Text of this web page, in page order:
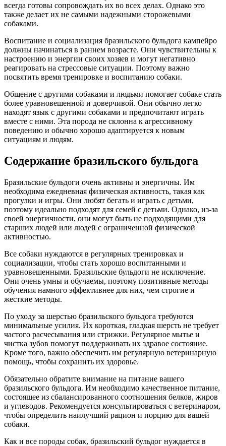
всегда готовы сопровождать их во всех делах. Однако это
также делает их не самыми надежными сторожевыми
собаками.
Воспитание и социализация бразильского бульдога кампейро
должны начинаться в раннем возрасте. Они чувствительны к
настроению и энергии своих хозяев и могут негативно
реагировать на стрессовые ситуации. Поэтому важно
посвятить время тренировке и воспитанию собаки.
Общение с другими собаками и людьми помогает собаке стать
более уравновешенной и доверчивой. Они обычно легко
находят язык с другими собаками и предпочитают играть
вместе с ними. Эта порода не склонна к агрессивному
поведению и обычно хорошо адаптируется к новым
ситуациям и людям.
Содержание бразильского бульдога
Бразильские бульдоги очень активны и энергичны. Им
необходима ежедневная физическая активность, такая как
прогулки и игры. Они любят бегать и играть с детьми,
поэтому идеально подходят для семей с детьми. Однако, из-за
своей энергичности, они могут быть не подходящими для
старших людей или людей с ограниченной физической
активностью.
Все собаки нуждаются в регулярных тренировках и
социализации, чтобы стать хорошо воспитанными и
уравновешенными. Бразильские бульдоги не исключение.
Они очень умны и обучаемы, поэтому позитивные методы
обучения намного эффективнее для них, чем строгие и
жесткие методы.
По уходу за шерстью бразильского бульдога требуются
минимальные усилия. Их короткая, гладкая шерсть не требует
частого расчесывания или стрижки. Регулярное мытье и
чистка зубов помогут поддерживать их здравое состояние.
Кроме того, важно обеспечить им регулярную ветеринарную
помощь, чтобы сохранить их здоровье.
Обязательно обратите внимание на питание вашего
бразильского бульдога. Им необходимо качественное питание,
состоящее из сбалансированного соотношения белков, жиров
и углеводов. Рекомендуется консультироваться с ветеринаром,
чтобы определить наилучший рацион и порцию для вашей
собаки.
Как и все породы собак, бразильский бульдог нуждается в